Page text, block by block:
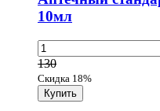
10мл
130
Скидка 18%